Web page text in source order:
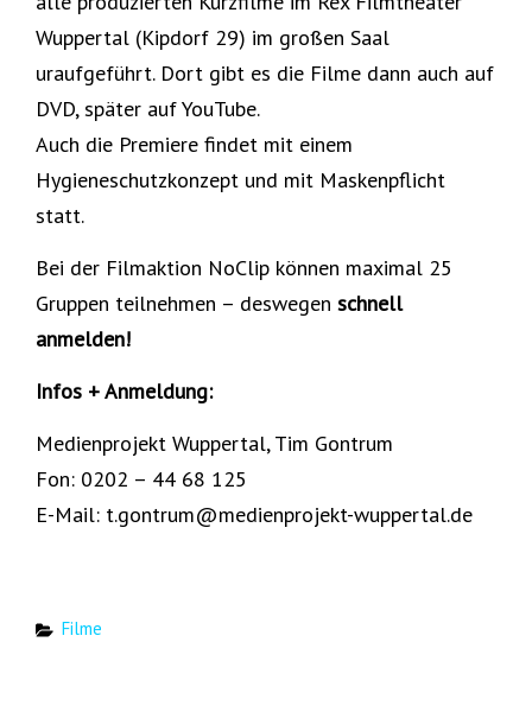
Wuppertal (Kipdorf 29) im großen Saal
uraufgeführt. Dort gibt es die Filme dann auch auf
DVD, später auf YouTube.
Auch die Premiere findet mit einem
Hygieneschutzkonzept und mit Maskenpflicht
statt.
Bei der Filmaktion NoClip können maximal 25
Gruppen teilnehmen – deswegen schnell
anmelden!
Infos + Anmeldung:
Medienprojekt Wuppertal, Tim Gontrum
Fon: 0202 – 44 68 125
E-Mail: t.gontrum@medienprojekt-wuppertal.de
Categories
Filme